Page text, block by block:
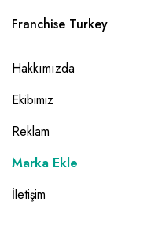
Franchise Turkey
Hakkımızda
Ekibimiz
Reklam
Marka Ekle
İletişim